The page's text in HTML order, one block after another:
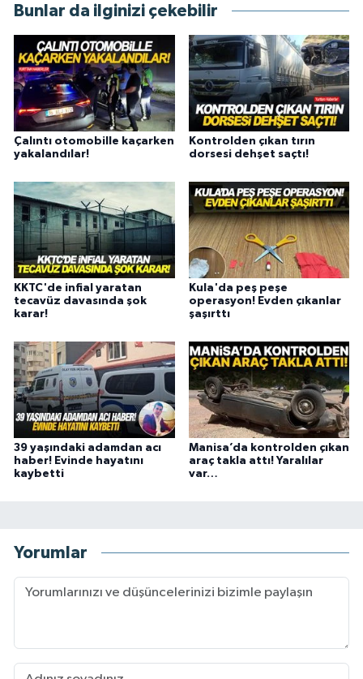
Bunlar da ilginizi çekebilir
Çalıntı otomobille kaçarken
yakalandılar!
Kontrolden çıkan tırın
dorsesi dehşet saçtı!
KKTC'de infial yaratan
tecavüz davasında şok
karar!
Kula'da peş peşe
operasyon! Evden çıkanlar
şaşırttı
39 yaşındaki adamdan acı
haber! Evinde hayatını
kaybetti
Manisa’da kontrolden çıkan
araç takla attı! Yaralılar
var…
Yorumlar